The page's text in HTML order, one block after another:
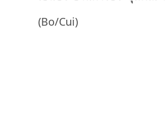
(Bo/Cui)